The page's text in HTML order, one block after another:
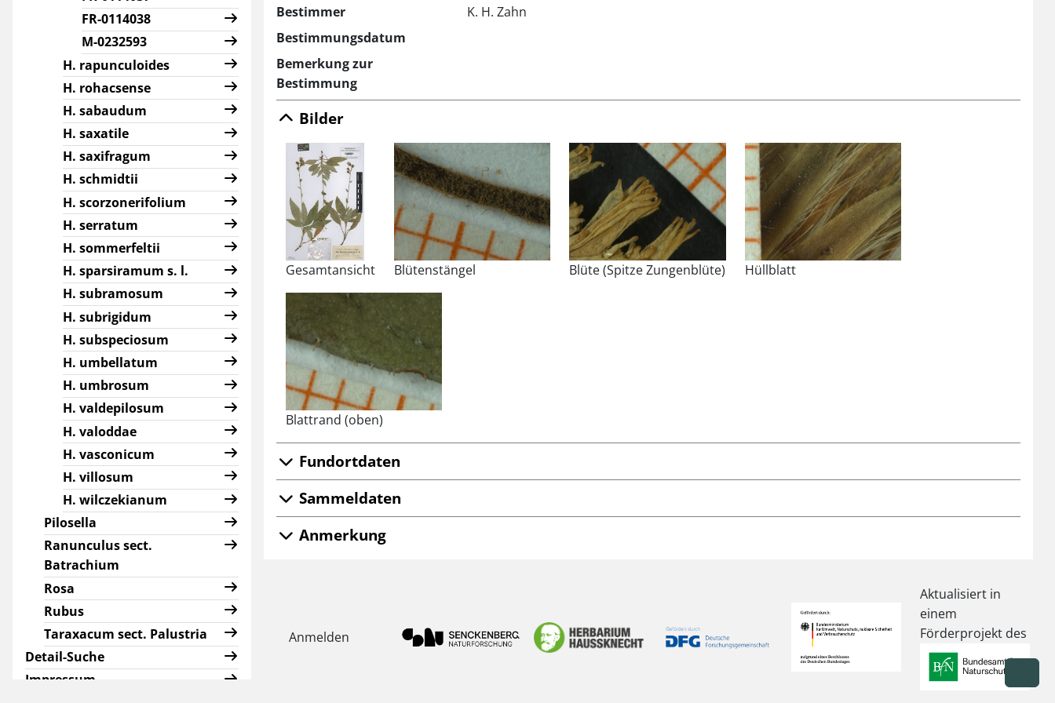
FR-0114038
M-0232593
H. rapunculoides
H. rohacsense
H. sabaudum
H. saxatile
H. saxifragum
H. schmidtii
H. scorzonerifolium
H. serratum
H. sommerfeltii
H. sparsiramum s. l.
H. subramosum
H. subrigidum
H. subspeciosum
H. umbellatum
H. umbrosum
H. valdepilosum
H. valoddae
H. vasconicum
H. villosum
H. wilczekianum
Pilosella
Ranunculus sect.
Batrachium
Rosa
Rubus
Taraxacum sect. Palustria
Detail-Suche
Impressum
Bestimmer
K. H. Zahn
Bestimmungsdatum
Bemerkung zur
Bestimmung
Bilder
Gesamtansicht Blütenstängel Blüte (Spitze Zungenblüte) Hüllblatt
Blattrand (oben)
Fundortdaten
Sammeldaten
Anmerkung
Anmelden
Aktualisiert in
einem
Förderprojekt des